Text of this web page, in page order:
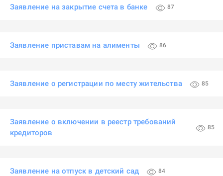
Заявление на закрытие счета в банке 87
Заявление приставам на алименты 86
Заявление о регистрации по месту жительства 85
Заявление о включении в реестр требований
кредиторов
85
Заявление на отпуск в детский сад 84